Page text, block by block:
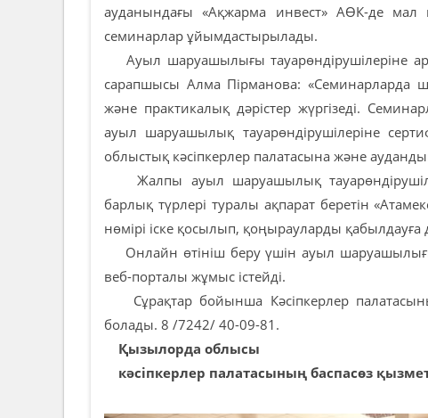
ауданындағы «Ақжарма инвест» АӨК-де
семинарлар ұйымдастырылады.
Ауыл шаруашылығы тауарөндірушілеріне
сарапшысы Алма Пірманова: «Семинарларда
және практикалық дәрістер жүргізеді.
ауыл шаруашылық тауарөндірушілеріне
облыстық кәсіпкерлер палатасына және
Жалпы ауыл шаруашылық
барлық түрлері туралы ақпарат беретін
нөмірі іске қосылып, қоңырауларды
Онлайн өтініш беру үшін ауыл шаруашылығы
веб-порталы жұмыс істейді.
Сұрақтар бойынша Кәсіпкерлер
болады. 8 /7242/ 40-09-81.
Қызылорда облысы
кәсіпкерлер палатасының баспасөз